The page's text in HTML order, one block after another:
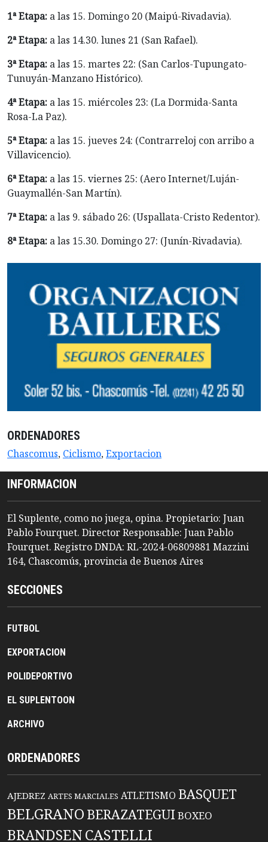
1ª Etapa: a las 15. Domingo 20 (Maipú-Rivadavia).
2ª Etapa: a las 14.30. lunes 21 (San Rafael).
3ª Etapa: a las 15. martes 22: (San Carlos-Tupungato-
Tunuyán-Manzano Histórico).
4ª Etapa: a las 15. miércoles 23: (La Dormida-Santa
Rosa-La Paz).
5ª Etapa: a las 15. jueves 24: (Contrarreloj con arribo a
Villavicencio).
6ª Etapa: a las 15. viernes 25: (Aero Internet/Luján-
Guaymallén-San Martín).
7ª Etapa: a las 9. sábado 26: (Uspallata-Cristo Redentor).
8ª Etapa: a las 15.30. Domingo 27: (Junín-Rivadavia).
ORDENADORES
Chascomus, Ciclismo,Exportacion
INFORMACION
El Suplente, como no juega, opina. Propietario: Juan
Pablo Fourquet. Director Responsable: Juan Pablo
Fourquet. Registro DNDA: RL-2024-06809881 Mazzini
164, Chascomús, provincia de Buenos Aires
SECCIONES
FUTBOL
EXPORTACION
POLIDEPORTIVO
EL SUPLENTOON
ARCHIVO
ORDENADORES
AJEDREZ ARTES MARCIALES ATLETISMO BASQUET
BELGRANO BERAZATEGUIBOXEO
BRANDSENCASTELLI